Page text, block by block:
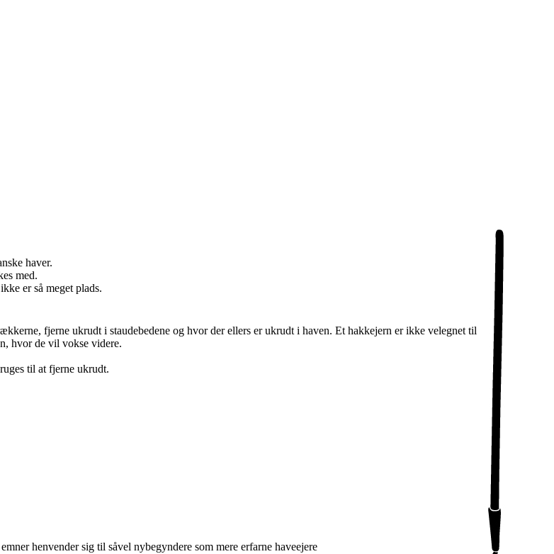
haver.
med.
er så meget plads.
fjerne ukrudt i staudebedene og hvor der ellers er ukrudt i haven. Et hakkejern er ikke velegnet til
hvor de vil vokse videre.
til at fjerne ukrudt.
henvender sig til såvel nybegyndere som mere erfarne haveejere